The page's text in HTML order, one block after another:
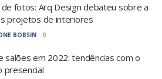
de fotos: Arq Design debateu sobre a
projetos de interiores
BOBSIN 0
salões em 2022: tendências com o
presencial